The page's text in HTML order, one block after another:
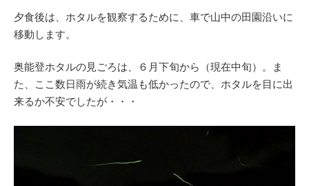
夕食後は、ホタルを観察するために、車で山中の田園沿いに
移動します。
奥能登ホタルの見ごろは、６月下旬から（現在中旬）。ま
た、ここ数日雨が続き気温も低かったので、ホタルを目に出
来るか不安でしたが・・・